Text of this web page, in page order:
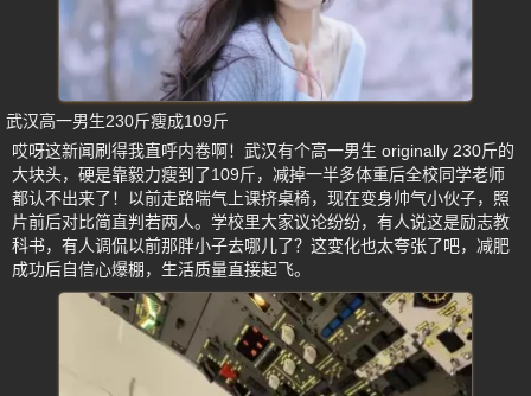
武汉高一男生230斤瘦成109斤
哎呀这新闻刷得我直呼内卷啊！武汉有个高一男生 originally 230斤的
大块头，硬是靠毅力瘦到了109斤，减掉一半多体重后全校同学老师
都认不出来了！以前走路喘气上课挤桌椅，现在变身帅气小伙子，照
片前后对比简直判若两人。学校里大家议论纷纷，有人说这是励志教
科书，有人调侃以前那胖小子去哪儿了？这变化也太夸张了吧，减肥
成功后自信心爆棚，生活质量直接起飞。